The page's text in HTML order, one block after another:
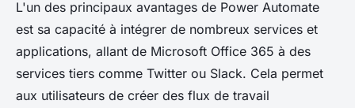
L'un des principaux avantages de Power Automate
est sa capacité à intégrer de nombreux services et
applications, allant de Microsoft Office 365 à des
services tiers comme Twitter ou Slack. Cela permet
aux utilisateurs de créer des flux de travail